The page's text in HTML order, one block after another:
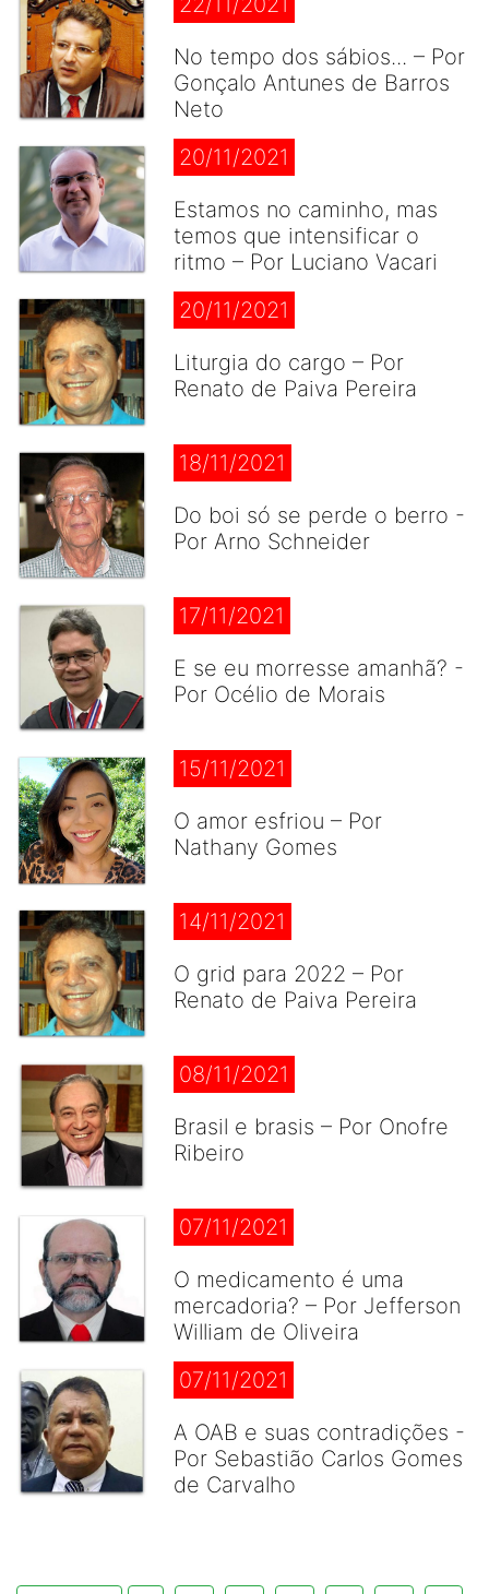
No tempo dos sábios... – Por
Gonçalo Antunes de Barros
Neto
20/11/2021
Estamos no caminho, mas
temos que intensificar o
ritmo – Por Luciano Vacari
20/11/2021
Liturgia do cargo – Por
Renato de Paiva Pereira
18/11/2021
Do boi só se perde o berro -
Por Arno Schneider
17/11/2021
E se eu morresse amanhã? -
Por Océlio de Morais
15/11/2021
O amor esfriou – Por
Nathany Gomes
14/11/2021
O grid para 2022 – Por
Renato de Paiva Pereira
08/11/2021
Brasil e brasis – Por Onofre
Ribeiro
07/11/2021
O medicamento é uma
mercadoria? – Por Jefferson
William de Oliveira
07/11/2021
A OAB e suas contradições -
Por Sebastião Carlos Gomes
de Carvalho